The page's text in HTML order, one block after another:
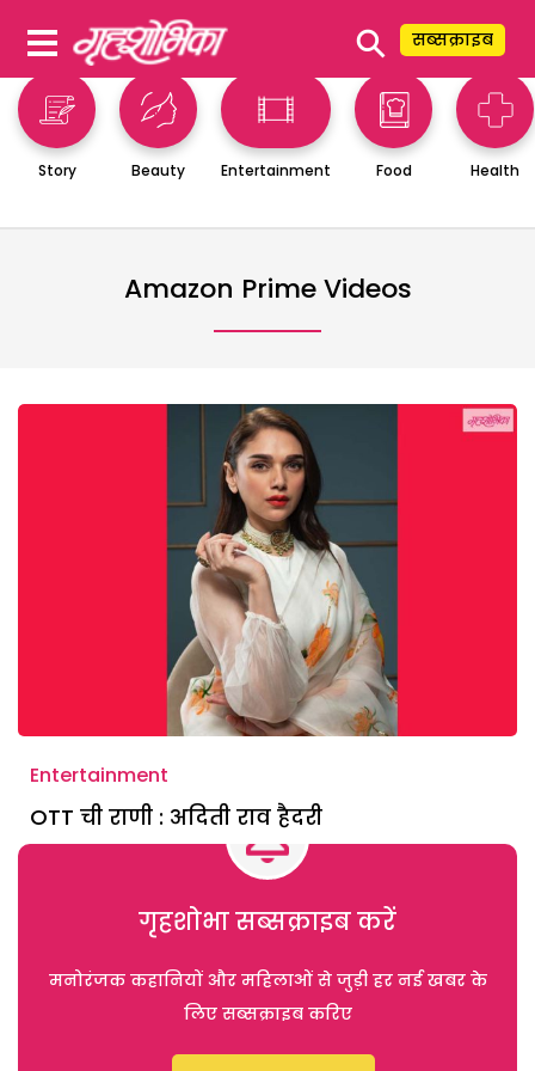
⚲ सब्सक्राइब
Story Beauty Entertainment Food Health
Amazon Prime Videos
Entertainment
OTT ची राणी : अदिती राव हैदरी
गृहशोभा सब्सक्राइब करें
मनोरंजक कहानियों और महिलाओं से जुड़ी हर नई खबर के
लिए सब्सक्राइब करिए